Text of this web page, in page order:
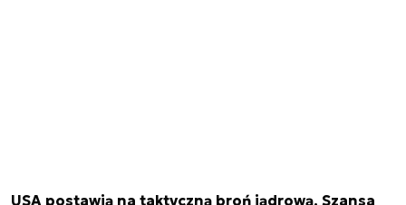
USA postawią na taktyczną broń jądrową. Szansa